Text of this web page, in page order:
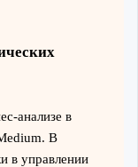
анализе в
В
в управлении